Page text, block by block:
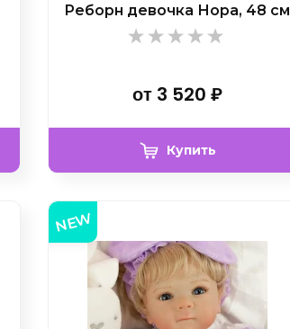
Реборн девочка Нора, 48 см
от3 520 ₽
Купить
NEW